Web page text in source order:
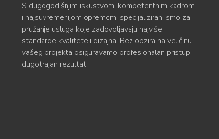
S dugogodišnjim iskustvom, kompetentnim kadrom
i najsuvremenijom opremom, specijalizirani smo za
pružanje usluga koje zadovoljavaju najviše
standarde kvalitete i dizajna. Bez obzira na veličinu
vašeg projekta osiguravamo profesionalan pristup i
dugotrajan rezultat.